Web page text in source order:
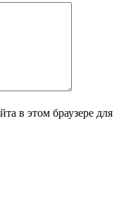
в этом браузере для